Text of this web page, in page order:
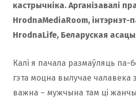
кастрычніка. Арганізавалі
HrodnaMediaRoom, інтэрнэт-
HrodnaLife, Беларуская
Калі я пачала размаўляць па-
гэта моцна вылучае чалавека
важна – мужчына там ці